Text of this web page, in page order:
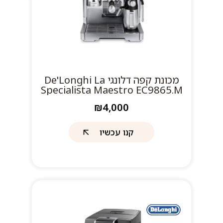
מכונת קפה דלונגי De'Longhi La
Specialista Maestro EC9865.M
₪4,000
קנו עכשיו